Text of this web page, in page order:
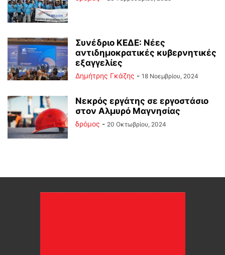
Συνέδριο ΚΕΔΕ: Νέες
αντιδημοκρατικές κυβερνητικές
εξαγγελίες
Δημήτρης Γκάζης - 18 Νοεμβρίου, 2024
Νεκρός εργάτης σε εργοστάσιο
στον Αλμυρό Μαγνησίας
δρόμος - 20 Οκτωβρίου, 2024